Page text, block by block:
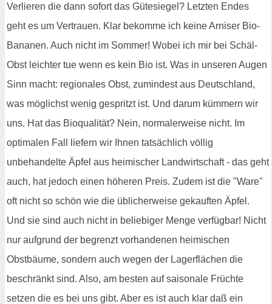
Verlieren die dann sofort das Gütesiegel? Letzten Endes
geht es um Vertrauen. Klar bekomme ich keine Arniser Bio-
Bananen. Auch nicht im Sommer! Wobei ich mir bei Schäl-
Obst leichter tue wenn es kein Bio ist. Was in unseren Augen
Sinn macht: regionales Obst, zumindest aus Deutschland,
was möglichst wenig gespritzt ist. Und darum kümmern wir
uns. Hat das Bioqualität? Nein, normalerweise nicht. Im
optimalen Fall liefern wir Ihnen tatsächlich völlig
unbehandelte Äpfel aus heimischer Landwirtschaft - das geht
auch, hat jedoch einen höheren Preis. Zudem ist die "Ware"
oft nicht so schön wie die üblicherweise gekauften Äpfel.
Und sie sind auch nicht in beliebiger Menge verfügbar! Nicht
nur aufgrund der begrenzt vorhandenen heimischen
Obstbäume, sondern auch wegen der Lagerflächen die
beschränkt sind. Also, am besten auf saisonale Früchte
setzen die es bei uns gibt. Aber es ist auch klar daß ein